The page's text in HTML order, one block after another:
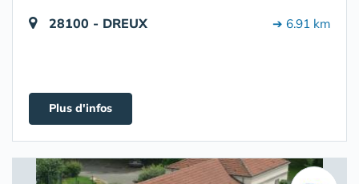
28100 - DREUX ➔ 6.91 km
Plus d'infos